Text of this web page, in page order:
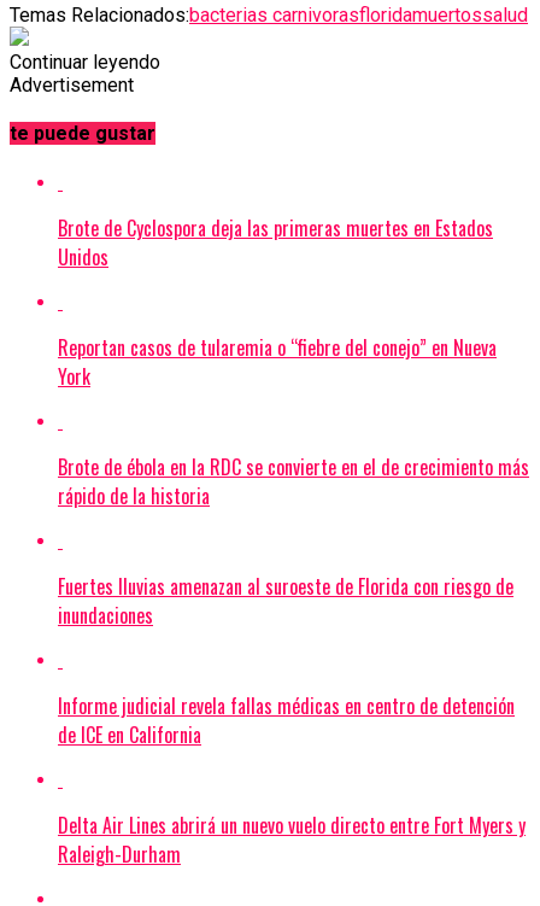
Temas Relacionados:bacterias carnivorasfloridamuertossalud
Continuar leyendo
Advertisement
te puede gustar
Brote de Cyclospora deja las primeras muertes en Estados
Unidos
Reportan casos de tularemia o “fiebre del conejo” en Nueva
York
Brote de ébola en la RDC se convierte en el de crecimiento más
rápido de la historia
Fuertes lluvias amenazan al suroeste de Florida con riesgo de
inundaciones
Informe judicial revela fallas médicas en centro de detención
de ICE en California
Delta Air Lines abrirá un nuevo vuelo directo entre Fort Myers y
Raleigh-Durham